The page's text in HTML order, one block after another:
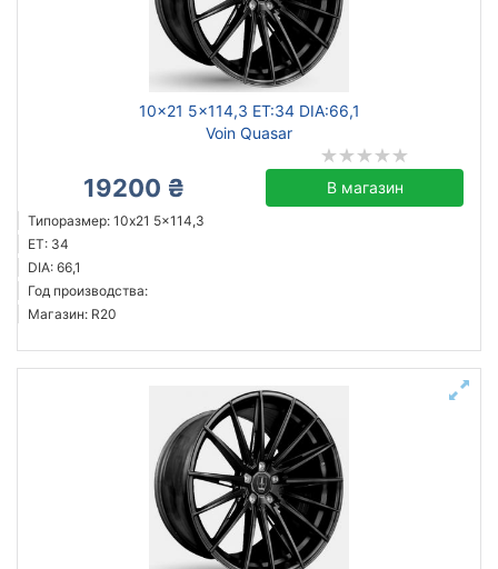
10x21 5x114,3 ET:34 DIA:66,1
Voin Quasar
19200 ₴ В магазин
Типоразмер: 10x21 5x114,3
ET: 34
DIA: 66,1
Год производства:
Магазин: R20